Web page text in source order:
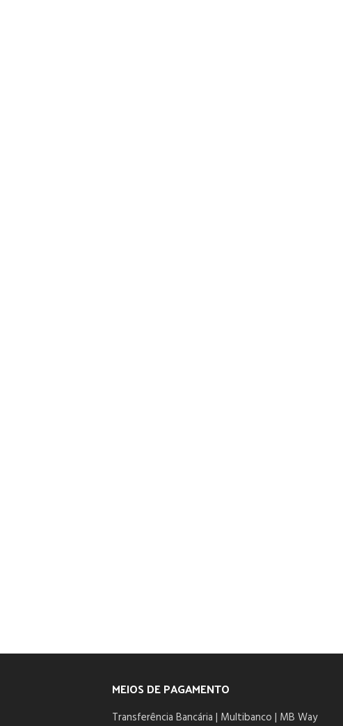
MEIOS DE PAGAMENTO
Transferência Bancária | Multibanco | MB Way